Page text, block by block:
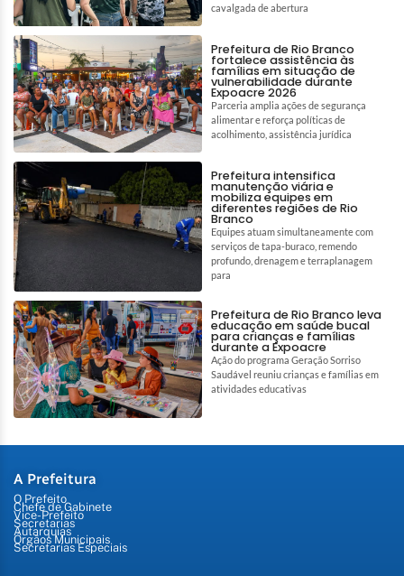
cavalgada de abertura
Prefeitura de Rio Branco
fortalece assistência às
famílias em situação de
vulnerabilidade durante
Expoacre 2026
Parceria amplia ações de segurança
alimentar e reforça políticas de
acolhimento, assistência jurídica
Prefeitura intensifica
manutenção viária e
mobiliza equipes em
diferentes regiões de Rio
Branco
Equipes atuam simultaneamente com
serviços de tapa-buraco, remendo
profundo, drenagem e terraplanagem
para
Prefeitura de Rio Branco leva
educação em saúde bucal
para crianças e famílias
durante a Expoacre
Ação do programa Geração Sorriso
Saudável reuniu crianças e famílias em
atividades educativas
A Prefeitura
O Prefeito
Chefe de Gabinete
Vice-Prefeito
Secretarias
Autarquias
Órgãos Municipais
Secretarias Especiais